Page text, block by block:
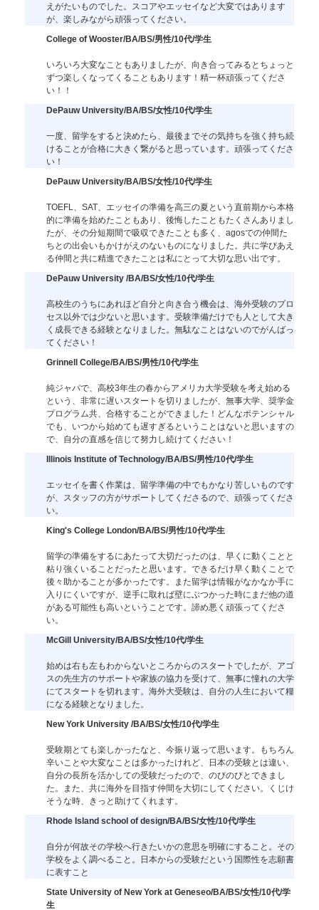
えがたいものでした。スコアやエッセイなど大変ではあります
が、楽しみながら頑張ってください。
College of Wooster/BA/BS/男性/10代/学生
いろいろ大変なこともありましたが、向き合ってみるとちょっと
ずつ楽しくなってくることもあります！精一杯頑張ってくださ
い！！
DePauw University/BA/BS/女性/10代/学生
一度、留学をすると決めたら、最後までその気持ちを強く持ち続
けることが合格に大きく繋がると思っています。頑張ってくださ
い！
DePauw University/BA/BS/女性/10代/学生
TOEFL、SAT、エッセイの準備を高三の夏という直前期から本格
的に準備を始めたこともあり、後悔したこともたくさんありまし
たが、その分短期間で吸収できたことも多く、agosでの仲間た
ちとの出会いもかけがえのないものになりました。共に学びあえ
る仲間と共に精進できたことは私にとって大切な思い出です。
DePauw University /BA/BS/女性/10代/学生
高校生のうちにあれほど自分と向き合う機会は、海外受験のプロ
セス以外では少ないと思います。受験準備だけでも人として大き
く成長できる経験となりました。無駄なことはないのでがんばっ
てください！
Grinnell College/BA/BS/男性/10代/学生
純ジャパで、高校3年生の春からアメリカ大学受験を考え始める
という、非常に遅いスタートを切りましたが、無事大学、奨学金
プログラム共、合格することができました！どんなポテンシャル
でも、いつから始めても遅すぎるということはないと思いますの
で、自分の直感を信じて努力し続けてください！
Illinois Institute of Technology/BA/BS/男性/10代/学生
エッセイを書く作業は、留学準備の中でもかなり苦しいものです
が、スタッフの方がサポートしてくださるので、頑張ってくださ
い。
King's College London/BA/BS/男性/10代/学生
留学の準備をするにあたって大切だったのは、早くに動くことと
粘り強くいることだったと思います。できるだけ早く動くことで
後々助かることが多かったです。また留学は情報がなかなか手に
入りにくいですが、逆手に取れば壁にぶつかった時にまだ他の道
がある可能性も高いということです。諦め悪く頑張ってくださ
い。
McGill University/BA/BS/女性/10代/学生
始めは右も左もわからないところからのスタートでしたが、アゴ
スの先生方のサポートや家族の協力を受けて、無事に憧れの大学
にてスタートを切れます。海外大受験は、自分の人生において糧
になる経験となりました。
New York University /BA/BS/女性/10代/学生
受験期とても楽しかったなと、今振り返って思います。もちろん
辛いことや大変なことは多かったけれど、日本の受験とは違い、
自分の長所を活かしての受験だったので、のびのびとできまし
た。また、共に海外を目指す仲間を大切にしてください。くじけ
そうな時、きっと助けてくれます。
Rhode Island school of design/BA/BS/女性/10代/学生
自分が何故その学校へ行きたいかの意思を明確にすること。その
学校をよく調べること。日本からの受験だという国際性を志願書
に表すこと
State University of New York at Geneseo/BA/BS/女性/10代/学
生